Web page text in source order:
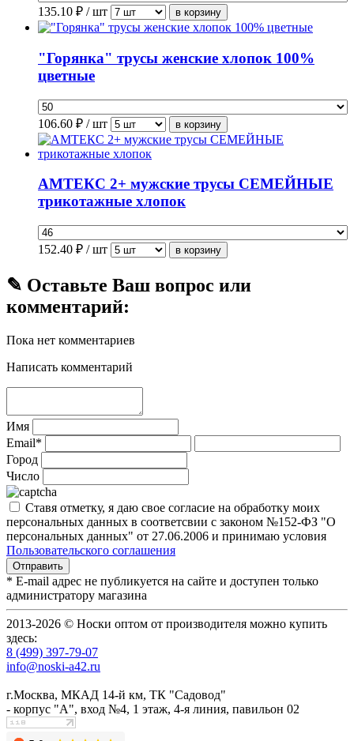
135.10 ₽ / шт
"Горянка" трусы женские хлопок 100%
цветные
106.60 ₽ / шт
АМТЕКС 2+ мужские трусы СЕМЕЙНЫЕ
трикотажные хлопок
152.40 ₽ / шт
✎ Оставьте Ваш вопрос или
комментарий:
Пока нет комментариев
Написать комментарий
Имя
Email*
Город
Число
Ставя отметку, я даю свое согласие на обработку моих
персональных данных в соответсвии с законом №152-ФЗ "О
персональных данных" от 27.06.2006 и принимаю условия
Пользовательского соглашения
* E-mail адрес не публикуется на сайте и доступен только
администратору магазина
2013-2026 © Носки оптом от производителя можно купить
здесь:
8 (499) 397-79-07
info@noski-a42.ru
г.Москва, МКАД 14-й км, ТК "Садовод"
- корпус "А", вход №4, 1 этаж, 4-я линия, павильон 02